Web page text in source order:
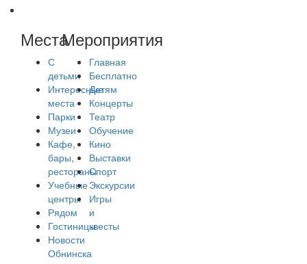
Места
С
детьми
Интересные
места
Парки
Музеи
Кафе,
бары,
рестораны
Учебные
центры
Рядом
Гостиницы
Новости
Обнинска
Мероприятия
Главная
Бесплатно
Детям
Концерты
Театр
Обучение
Кино
Выставки
Спорт
Экскурсии
Игры
и
квесты